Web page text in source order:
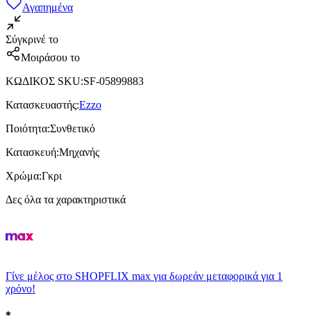
Αγαπημένα
Σύγκρινέ το
Μοιράσου το
ΚΩΔΙΚΟΣ SKU:SF-05899883
Κατασκευαστής:Ezzo
Ποιότητα:Συνθετικό
Κατασκευή:Μηχανής
Χρώμα:Γκρι
Δες όλα τα χαρακτηριστικά
Γίνε μέλος στο SHOPFLIX max για δωρεάν μεταφορικά για 1
χρόνο!